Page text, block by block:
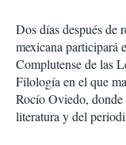
Dos días después de
mexicana participará
Complutense de las
Filología en el que
Rocío Oviedo, donde
literatura y del